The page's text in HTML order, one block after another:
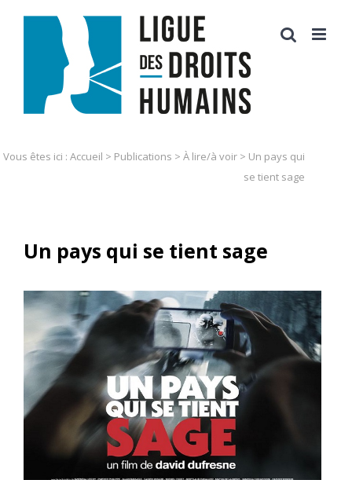
Vous êtes ici : Accueil > Publications > À lire/à voir > Un pays qui
se tient sage
Un pays qui se tient sage